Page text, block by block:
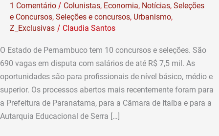
1 Comentário / Colunistas, Economia, Notícias, Seleções
e Concursos, Seleções e concursos, Urbanismo,
Z_Exclusivas / Claudia Santos
O Estado de Pernambuco tem 10 concursos e seleções. São
690 vagas em disputa com salários de até R$ 7,5 mil. As
oportunidades são para profissionais de nível básico, médio e
superior. Os processos abertos mais recentemente foram para
a Prefeitura de Paranatama, para a Câmara de Itaíba e para a
Autarquia Educacional de Serra […]
Pernambuco